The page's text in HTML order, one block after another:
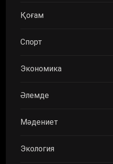
Қоғам
Спорт
Экономика
Әлемде
Мәдениет
Экология